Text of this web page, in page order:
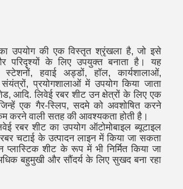
उपयोग की एक विस्तृत श्रृंखला है, जो इसे
परिदृश्यों के लिए उपयुक्त बनाता है। यह
हवाई अड्डों, हॉल, कार्यशालाओं,
प्रयोगशालाओं में उपयोग किया जाता
आदि. लिवेई रबर शीट उन क्षेत्रों के लिए एक
एक गैर-स्लिप, सदमे को अवशोषित करने
करने वाली सतह की आवश्यकता होती है।
रबर शीट का उपयोग ऑटोमोबाइल ब्यूटाइल
चटाई के उत्पादन लाइन में किया जा सकता
प्लास्टिक शीट के रूप में भी निर्मित किया जा
बहुमुखी और सौंदर्य के लिए सुखद बना रहा